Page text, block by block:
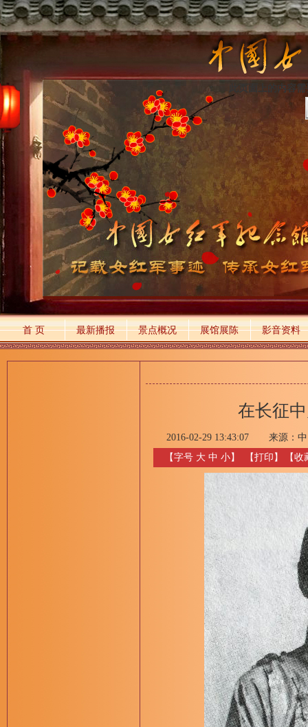
此页面上的内容
首 页 最新播报 景点概况 展馆展陈 影音资料
在长征
2016-02-29 13:43:07 来源：
【字号 大 中 小】 【打印 】 【